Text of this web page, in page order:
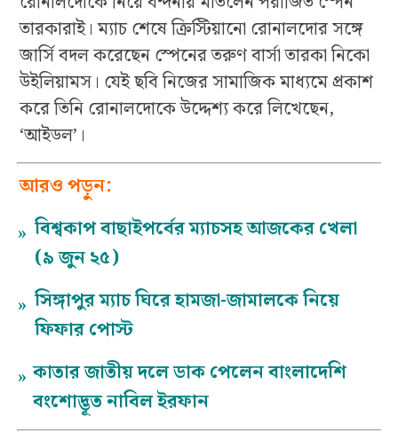
তারকারাই। ম্যাচ শেষে ক্রিস্টিয়ানো রোনালদোর সঙ্গে
জার্সি বদল করেছেন স্পেনের তরুণ বার্সা তারকা নিকো
উইলিয়ামস। যেই ছবি নিজের সামাজিক মাধ্যমে প্রকাশ
করে তিনি রোনালদোকে উদ্দেশ্য করে লিখেছেন,
‘আইডল’।
আরও পড়ুন:
» বিশ্বকাপ বাছাইপর্বের ম্যাচসহ আজকের খেলা
(৯ জুন ২৫)
» সিঙ্গাপুর ম্যাচ ঘিরে হামজা-জামালকে নিয়ে
ফিফার পোস্ট
» কাতার জাতীয় দলে ডাক পেলেন বাংলাদেশি
বংশোদ্ভূত নাবিল ইরফান